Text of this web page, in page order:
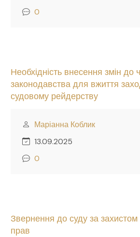
0
Необхідність внесення змін до
законодавства для вжиття
судовому рейдерству
Маріанна Коблик
13.09.2025
0
Звернення до суду за
прав